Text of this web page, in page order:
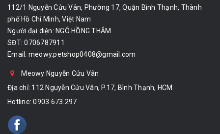
112/1 Nguyễn Cửu Vân, Phường 17, Quận Bình Thạnh, Thành
phố Hồ Chí Minh, Việt Nam
Người đại diện: NGÔ HỒNG THẮM
SĐT: 0706787911
Email: meowy.petshop0408@gmail.com
Meowy Nguyễn Cửu Vân
Địa chỉ: 112 Nguyễn Cửu Vân, P.17, Bình Thạnh, HCM
Hotline:0903.673.297